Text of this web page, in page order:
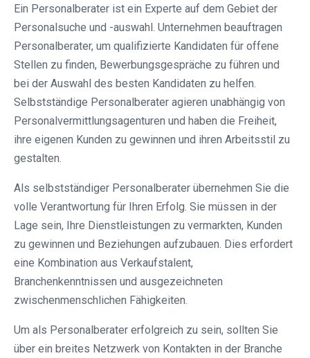
Ein Personalberater ist ein Experte auf dem Gebiet der
Personalsuche und -auswahl. Unternehmen beauftragen
Personalberater, um qualifizierte Kandidaten für offene
Stellen zu finden, Bewerbungsgespräche zu führen und
bei der Auswahl des besten Kandidaten zu helfen.
Selbstständige Personalberater agieren unabhängig von
Personalvermittlungsagenturen und haben die Freiheit,
ihre eigenen Kunden zu gewinnen und ihren Arbeitsstil zu
gestalten.
Als selbstständiger Personalberater übernehmen Sie die
volle Verantwortung für Ihren Erfolg. Sie müssen in der
Lage sein, Ihre Dienstleistungen zu vermarkten, Kunden
zu gewinnen und Beziehungen aufzubauen. Dies erfordert
eine Kombination aus Verkaufstalent,
Branchenkenntnissen und ausgezeichneten
zwischenmenschlichen Fähigkeiten.
Um als Personalberater erfolgreich zu sein, sollten Sie
über ein breites Netzwerk von Kontakten in der Branche